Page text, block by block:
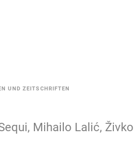
UND ZEITSCHRIFTEN
Mihailo Lalić,